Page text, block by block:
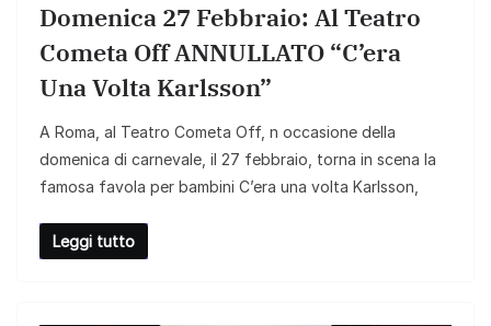
Domenica 27 Febbraio: Al Teatro
Cometa Off ANNULLATO “C’era
Una Volta Karlsson”
A Roma, al Teatro Cometa Off, n occasione della
domenica di carnevale, il 27 febbraio, torna in scena la
famosa favola per bambini C’era una volta Karlsson,
Leggi tutto